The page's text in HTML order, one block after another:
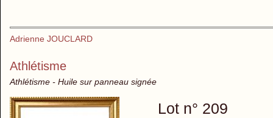
Adrienne JOUCLARD
Athlétisme
Athlétisme - Huile sur panneau signée
Lot n° 209